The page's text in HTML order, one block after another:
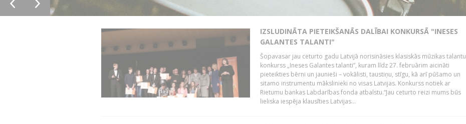
IZSLUDINĀTA PIETEIKŠANĀS DALĪBAI KONKURSĀ "INESES
GALANTES TALANTI"
Šopavasar jau ceturto gadu Latvijā norisināsies klasiskās mūzikas talantu
konkurss „Ineses Galantes talanti”, kuram līdz 27. februārim aicināti
pieteikties bērni un jaunieši – vokālisti, taustiņu, stīgu, kā arī pūšamo un
sitamo instrumentu mākslinieki no visas Latvijas. Konkurss notiek ar
Rietumu bankas Labdarības fonda atbalstu.“Jau ceturto reizi mums būs
lieliska iespēja klausīties Latvijas...